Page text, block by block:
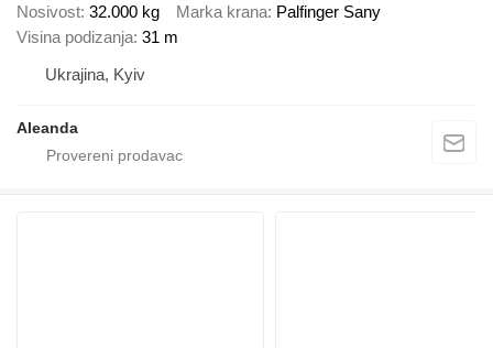
Nosivost 32.000 kg Marka krana Palfinger Sany
Visina podizanja 31 m
Ukrajina, Kyiv
Aleanda